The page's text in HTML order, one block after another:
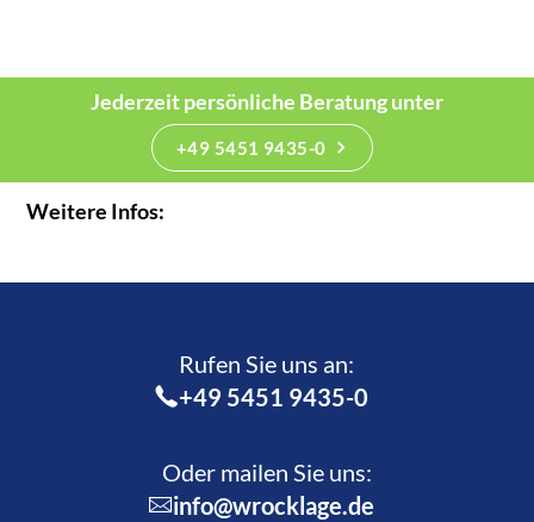
Jederzeit persönliche Beratung unter
+49 5451 9435-0
Weitere Infos:
Rufen Sie uns an:­
+49 5451 9435-0
Oder mailen Sie uns:
info@wrocklage.de